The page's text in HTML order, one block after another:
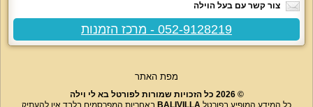
צור קשר עם בעל הוילה
052-9128219 - מרכז הזמנות
מפת האתר
© 2026 כל הזכויות שמורות לפורטל בא לי וילה